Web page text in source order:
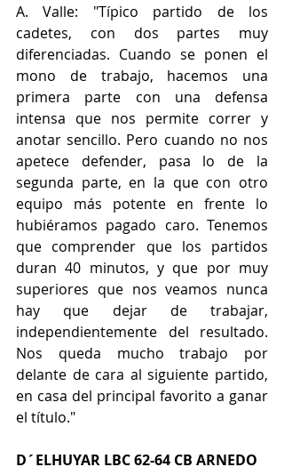
A. Valle: "Típico partido de los
cadetes, con dos partes muy
diferenciadas. Cuando se ponen el
mono de trabajo, hacemos una
primera parte con una defensa
intensa que nos permite correr y
anotar sencillo. Pero cuando no nos
apetece defender, pasa lo de la
segunda parte, en la que con otro
equipo más potente en frente lo
hubiéramos pagado caro. Tenemos
que comprender que los partidos
duran 40 minutos, y que por muy
superiores que nos veamos nunca
hay que dejar de trabajar,
independientemente del resultado.
Nos queda mucho trabajo por
delante de cara al siguiente partido,
en casa del principal favorito a ganar
el título."
D´ELHUYAR LBC 62-64 CB ARNEDO